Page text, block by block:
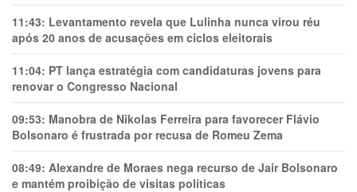
11:43: Levantamento revela que Lulinha nunca virou réu
após 20 anos de acusações em ciclos eleitorais
11:04: PT lança estratégia com candidaturas jovens para
renovar o Congresso Nacional
09:53: Manobra de Nikolas Ferreira para favorecer Flávio
Bolsonaro é frustrada por recusa de Romeu Zema
08:49: Alexandre de Moraes nega recurso de Jair Bolsonaro
e mantém proibição de visitas políticas